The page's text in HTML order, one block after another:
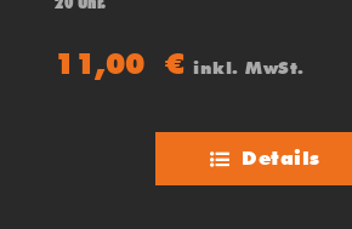
11,00€ inkl. MwSt.
Details